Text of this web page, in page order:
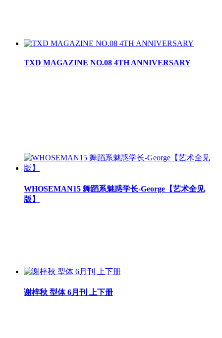
TXD MAGAZINE NO.08 4TH ANNIVERSARY
WHOSEMAN15 舞蹈系魅惑学长-George【艺术全见
版】
谢梓秋 型体 6月刊 上下册